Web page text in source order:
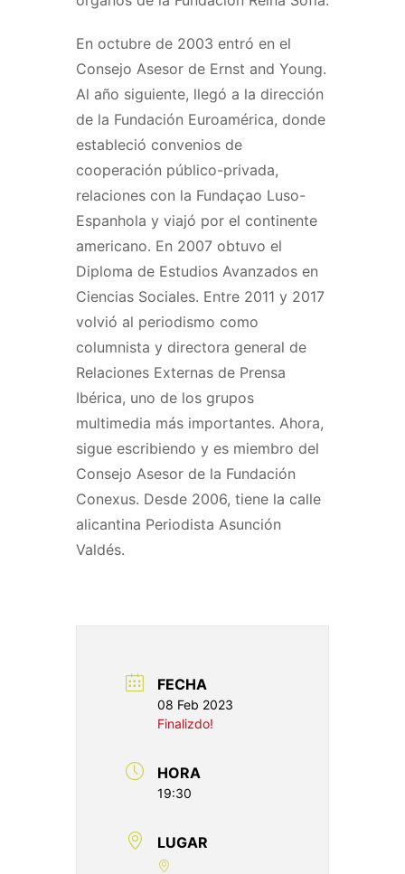
En octubre de 2003 entró en el
Consejo Asesor de Ernst and Young.
Al año siguiente, llegó a la dirección
de la Fundación Euroamérica, donde
estableció convenios de
cooperación público-privada,
relaciones con la Fundaçao Luso-
Espanhola y viajó por el continente
americano. En 2007 obtuvo el
Diploma de Estudios Avanzados en
Ciencias Sociales. Entre 2011 y 2017
volvió al periodismo como
columnista y directora general de
Relaciones Externas de Prensa
Ibérica, uno de los grupos
multimedia más importantes. Ahora,
sigue escribiendo y es miembro del
Consejo Asesor de la Fundación
Conexus. Desde 2006, tiene la calle
alicantina Periodista Asunción
Valdés.
FECHA
08 Feb 2023
Finalizdo!
HORA
19:30
LUGAR